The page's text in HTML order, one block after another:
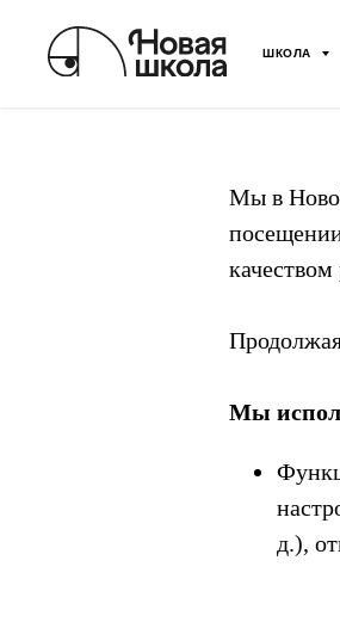
ШКОЛА
Мы в
Мы
д.),